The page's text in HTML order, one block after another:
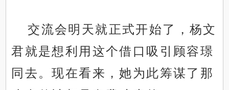
交流会明天就正式开始了，杨文
君就是想利用这个借口吸引顾容璟
同去。现在看来，她为此筹谋了那